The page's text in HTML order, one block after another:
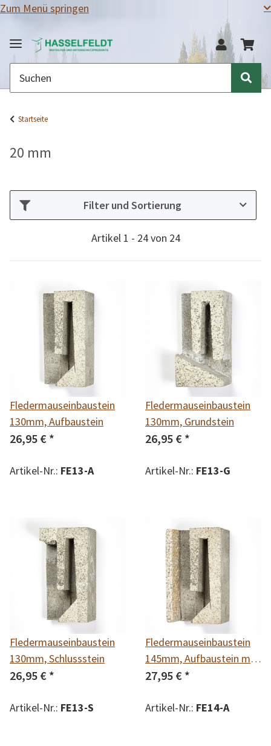
Zum Menü springen
Startseite
20 mm
Filter und Sortierung
Artikel 1 - 24 von 24
Fledermauseinbaustein
130mm, Aufbaustein
26,95 € *
Artikel-Nr.: FE13-A
Fledermauseinbaustein
130mm, Grundstein
26,95 € *
Artikel-Nr.: FE13-G
Fledermauseinbaustein
130mm, Schlussstein
26,95 € *
Artikel-Nr.: FE13-S
Fledermauseinbaustein
145mm, Aufbaustein mit
Rückwand
27,95 € *
Artikel-Nr.: FE14-A